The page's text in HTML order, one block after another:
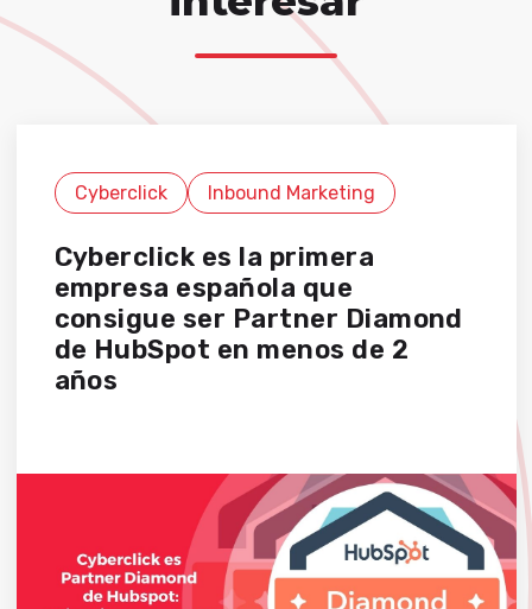
Cyberclick Inbound Marketing
Cyberclick es la primera
empresa española que
consigue ser Partner Diamond
de HubSpot en menos de 2
años